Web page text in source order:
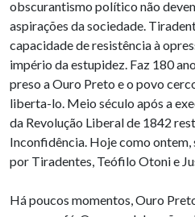
obscurantismo político não
aspirações da sociedade.
capacidade de resistência à
império da estupidez. Faz 180
preso a Ouro Preto e o povo
liberta-lo. Meio século após a
da Revolução Liberal de 1842
Inconfidência. Hoje como
por Tiradentes, Teófilo Otoni e
Há poucos momentos, Ouro